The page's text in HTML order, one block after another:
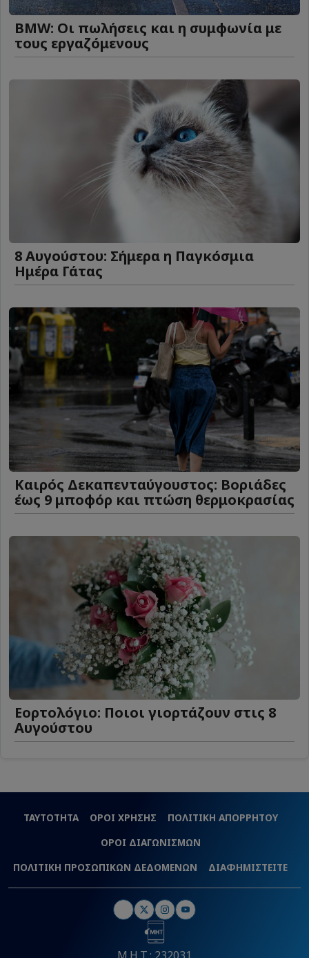
BMW: Οι πωλήσεις και η συμφωνία με
τους εργαζόμενους
8 Αυγούστου: Σήμερα η Παγκόσμια
Ημέρα Γάτας
Καιρός Δεκαπενταύγουστος: Βοριάδες
έως 9 μποφόρ και πτώση θερμοκρασίας
Εορτολόγιο: Ποιοι γιορτάζουν στις 8
Αυγούστου
ΤΑΥΤΟΤΗΤΑ ΟΡΟΙ ΧΡΗΣΗΣ
ΠΟΛΙΤΙΚΗ ΑΠΟΡΡΗΤΟΥ
ΟΡΟΙ ΔΙΑΓΩΝΙΣΜΩΝ
ΠΟΛΙΤΙΚΗ ΠΡΟΣΩΠΙΚΩΝ ΔΕΔΟΜΕΝΩΝ
ΔΙΑΦΗΜΙΣΤΕΙΤΕ